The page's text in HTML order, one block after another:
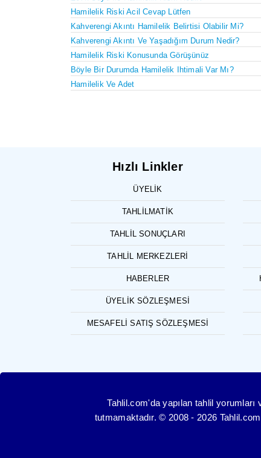
Hamilelik Riski Acil Cevap Lütfen
Kahverengi Akıntı Hamilelik Belirtisi Olabilir Mi?
Kahverengi Akıntı Ve Yaşadığım Durum Nedir?
Hamilelik Riski Konusunda Görüşünüz
Böyle Bir Durumda Hamilelik Ihtimali Var Mı?
Hamilelik Ve Adet
Hızlı Linkler
ÜYELIK
TAHLILMATIK
TAHLIL SONUÇLARI
TAHLIL MERKEZLERI
HABERLER
ÜYELIK SÖZLEŞMESI
MESAFELI SATIŞ SÖZLEŞMESI
Tahlil.com'da yapılan tahlil
tutmamaktadır. © 2008 - 2026